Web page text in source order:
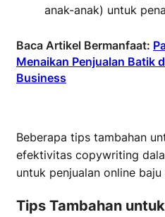
anak-anak) untuk
Baca Artikel Bermanfaat:
Menaikan Penjualan Batik
Business
Beberapa tips tambahan
efektivitas copywriting
untuk penjualan online
Tips Tambahan